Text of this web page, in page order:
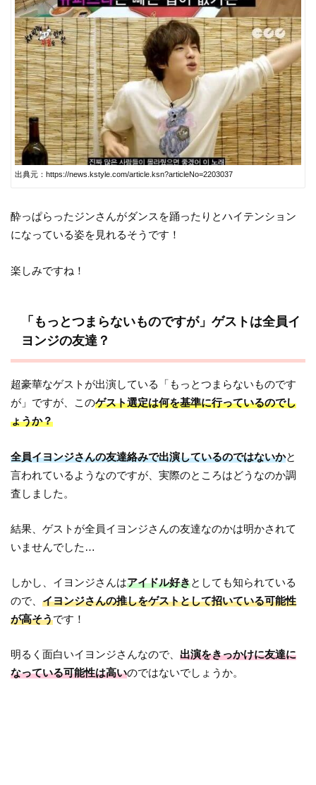
出典元：https://news.kstyle.com/article.ksn?articleNo=2203037
酔っぱらったジンさんがダンスを踊ったりとハイテンション
になっている姿を見れるそうです！
楽しみですね！
「もっとつまらないものですが」ゲストは全員イ
ヨンジの友達？
超豪華なゲストが出演している「もっとつまらないものです
が」ですが、このゲスト選定は何を基準に行っているのでし
ょうか？
全員イヨンジさんの友達絡みで出演しているのではないかと
言われているようなのですが、実際のところはどうなのか調
査しました。
結果、ゲストが全員イヨンジさんの友達なのかは明かされて
いませんでした…
しかし、イヨンジさんはアイドル好きとしても知られている
ので、イヨンジさんの推しをゲストとして招いている可能性
が高そうです！
明るく面白いイヨンジさんなので、出演をきっかけに友達に
なっている可能性は高いのではないでしょうか。